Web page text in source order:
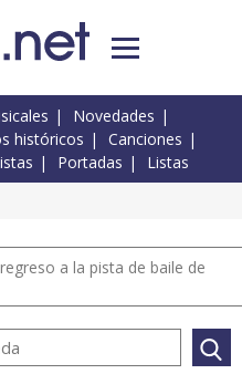
Novedades
históricos
Canciones
Portadas Listas
a la pista de baile de